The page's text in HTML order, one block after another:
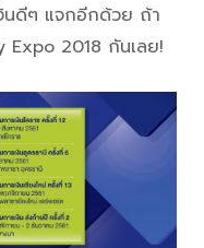
นดีๆ แจกอีกด้วย ถ้า
Expo 2018 กันเลย!